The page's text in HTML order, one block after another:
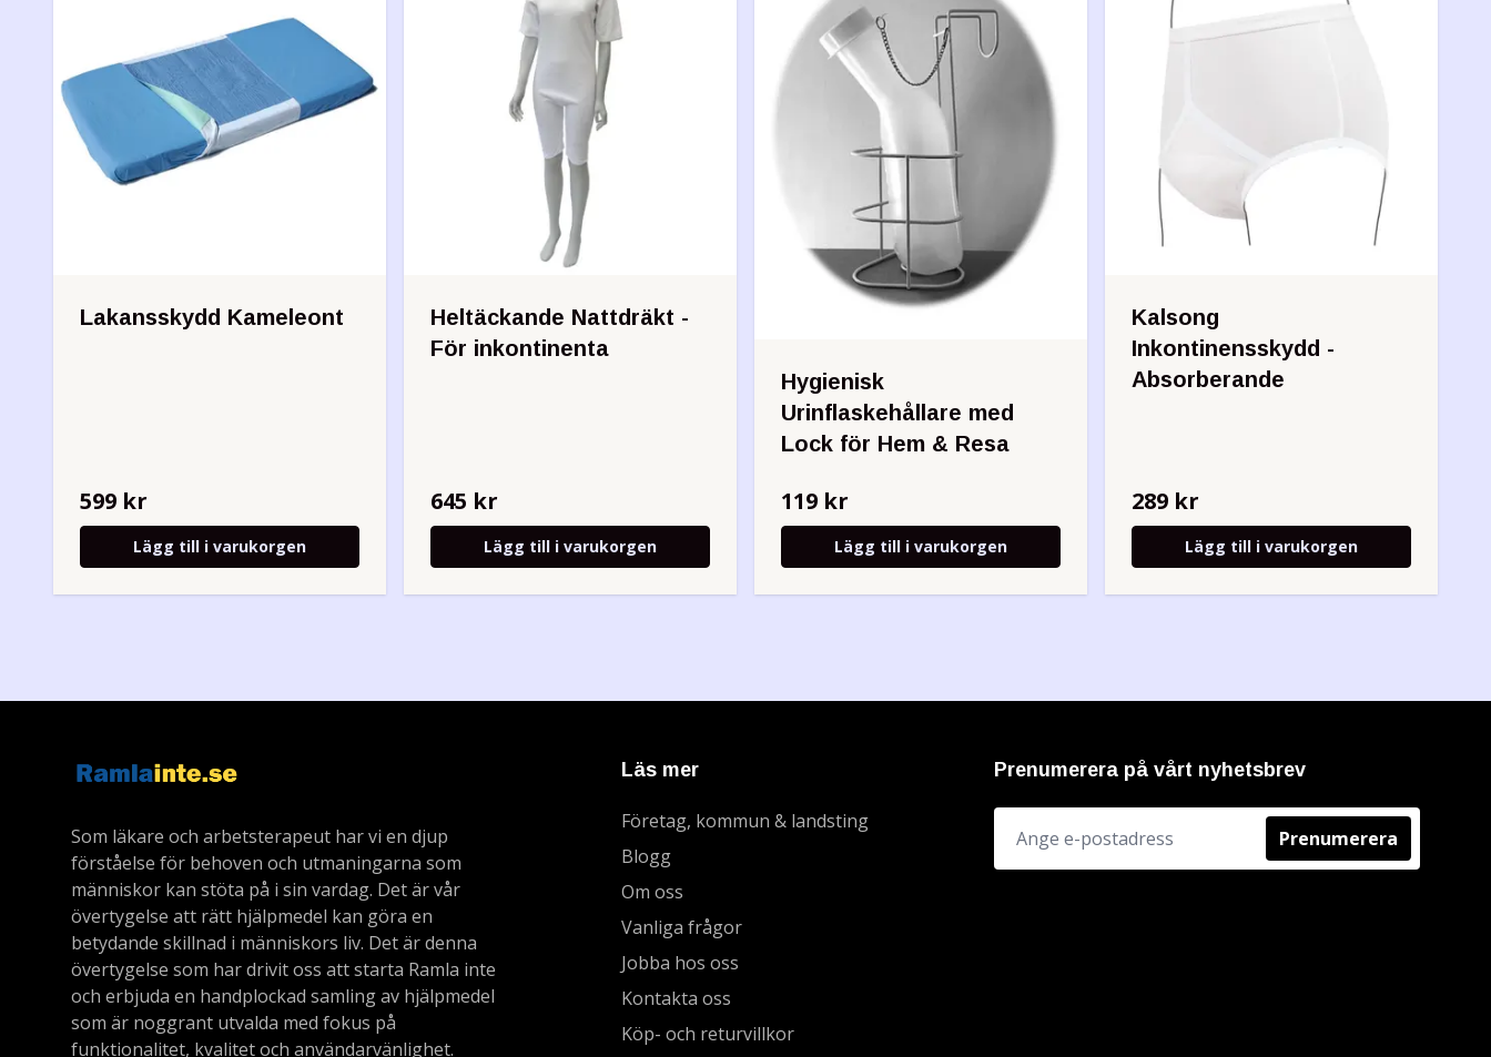
Lakansskydd Kameleont
599 kr
Lägg till i varukorgen
Heltäckande Nattdräkt -
För inkontinenta
645 kr
Lägg till i varukorgen
Hygienisk
Urinflaskehållare med
Lock för Hem & Resa
119 kr
Lägg till i varukorgen
Kalsong
Inkontinensskydd -
Absorberande
289 kr
Lägg till i varukorgen
Som läkare och arbetsterapeut har vi en djup
förståelse för behoven och utmaningarna som
människor kan stöta på i sin vardag. Det är vår
övertygelse att rätt hjälpmedel kan göra en
betydande skillnad i människors liv. Det är denna
övertygelse som har drivit oss att starta Ramla inte
och erbjuda en handplockad samling av hjälpmedel
som är noggrant utvalda med fokus på
funktionalitet, kvalitet och användarvänlighet.
Läs mer
Företag, kommun & landsting
Blogg
Om oss
Vanliga frågor
Jobba hos oss
Kontakta oss
Köp- och returvillkor
Prenumerera på vårt nyhetsbrev
Prenumerera